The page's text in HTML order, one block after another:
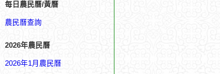
每日農民曆/黃曆
農民曆查詢
2026年農民曆
2026年1月農民曆